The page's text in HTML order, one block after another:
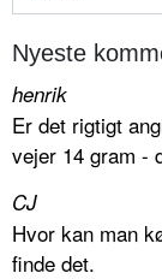
Nyeste
henrik
Er det rigtigt
vejer 14 gram -
CJ
Hvor kan man
finde det.